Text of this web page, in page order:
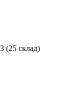
(25 склад)